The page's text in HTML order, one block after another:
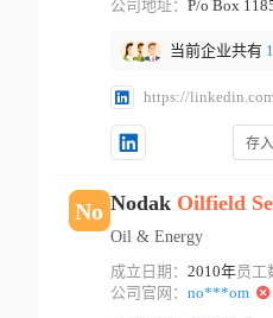
公司地址： P/o Box
当前企业共有
https://
存
No Nodak Oilfield
Oil & Energy
成立日期： 2010年员工
公司官网： no***om